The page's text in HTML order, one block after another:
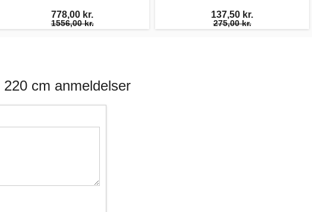
778,00 kr.
1556,00 kr.
137,50 kr.
275,00 kr.
cm anmeldelser